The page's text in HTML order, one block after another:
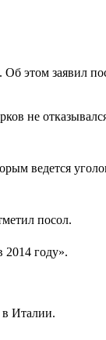
Об этом заявил
не
ведется
посол.
2014 году».
в Италии.